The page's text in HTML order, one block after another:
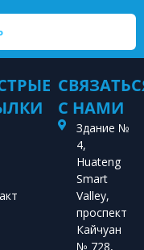
С НАМИ
Здание №
4,
Huateng
Smart
Valley,
проспект
Кайчуан
№ 728,